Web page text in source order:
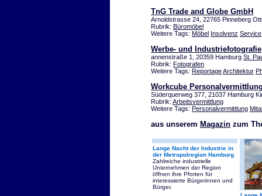
TnG Trade and Globe GmbH
Arnoldstrasse 24, 22765 Pinneberg
Rubrik: Büromöbel
Weitere Tags: Möbel Insolvenz Service
Werbe- und Industriefotografie
annenstraße 1, 20359 Hamburg St.
Rubrik: Fotografen
Weitere Tags: ReportageArchitektur
Workcube
Süderquerweg 377, 21037 Hamburg
Rubrik: Arbeitsvermittlung
Weitere Tags: Personalvermittlung
aus unserem Magazin zum
Lange Nacht der Industrie in
der Metropolregion Hamburg
Zahlreiche industrielle
Unternehmen der Region
öffnen ihre Pforten für
interessierte Bürgerinnen und
Bürger.